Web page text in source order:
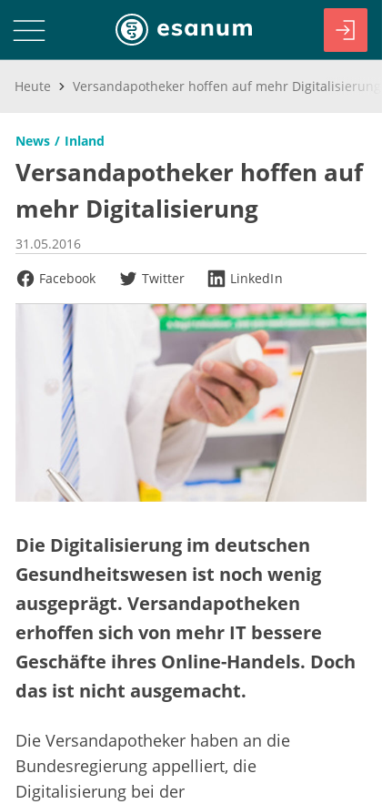
Heute Versandapotheker hoffen auf mehr Digitalisierung
News Inland
Versandapotheker hoffen auf
mehr Digitalisierung
31.05.2016
Facebook
Twitter LinkedIn
Die Digitalisierung im deutschen
Gesundheitswesen ist noch wenig
ausgeprägt. Versandapotheken
erhoffen sich von mehr IT bessere
Geschäfte ihres Online-Handels. Doch
das ist nicht ausgemacht.
Die Versandapotheker haben an die
Bundesregierung appelliert, die
Digitalisierung bei der